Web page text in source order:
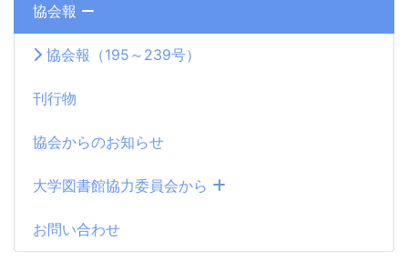
協会報
協会報（195～239号）
刊行物
協会からのお知らせ
大学図書館協力委員会から
お問い合わせ